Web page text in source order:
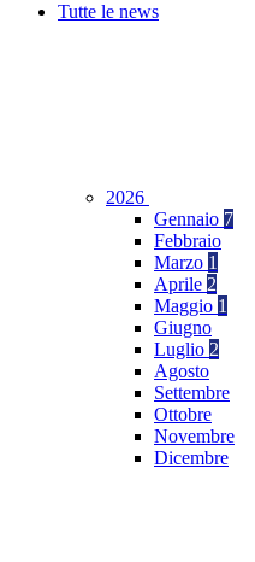
Tutte le news
2026
Gennaio 7
Febbraio
Marzo 1
Aprile 2
Maggio 1
Giugno
Luglio 2
Agosto
Settembre
Ottobre
Novembre
Dicembre